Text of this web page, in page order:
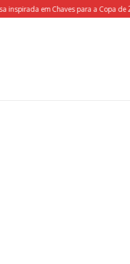
em Chaves para a Copa de 2026